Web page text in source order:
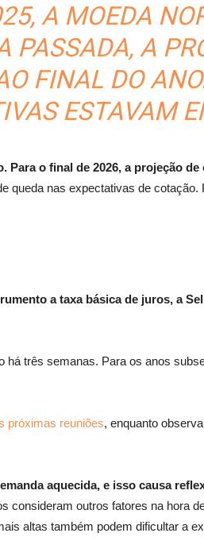
A MOEDA
A
FINAL DO
ESTAVAM
o final de 2026, a projeção
queda nas expectativas de cotação.
a taxa básica de juros, a
três semanas. Para os anos
próximas reuniões, enquanto
aquecida, e isso causa
consideram outros fatores na hora
altas também podem dificultar a